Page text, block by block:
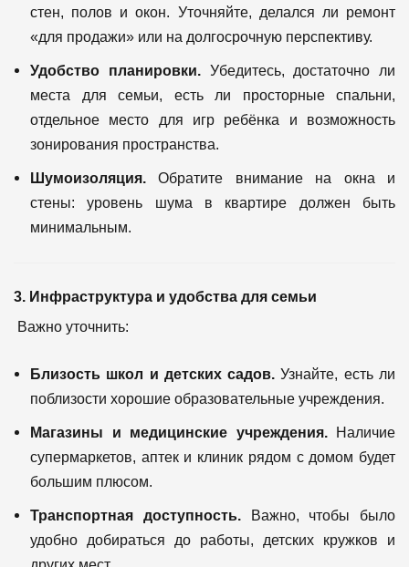
стен, полов и окон. Уточняйте, делался ли ремонт
«для продажи» или на долгосрочную перспективу.
Удобство планировки.Убедитесь, достаточно ли
места для семьи, есть ли просторные спальни,
отдельное место для игр ребёнка и возможность
зонирования пространства.
Шумоизоляция. Обратите внимание на окна и
стены: уровень шума в квартире должен быть
минимальным.
3. Инфраструктура и удобства для семьи
Важно уточнить:
Близость школ и детских садов. Узнайте, есть ли
поблизости хорошие образовательные учреждения.
Магазины и медицинские учреждения.Наличие
супермаркетов, аптек и клиник рядом с домом будет
большим плюсом.
Транспортная доступность.Важно, чтобы было
удобно добираться до работы, детских кружков и